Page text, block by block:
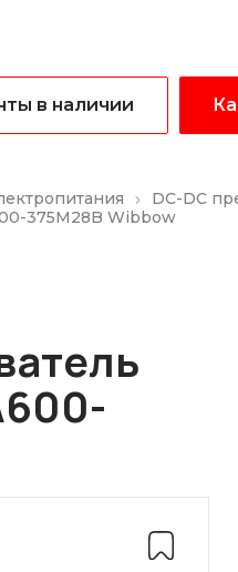
в наличии
DC-DC
375M28B Wibbow